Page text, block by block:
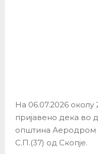
На 06.07.2026 околу
пријавено дека во
општина Аеродром
С.П.(37) од Скопје.